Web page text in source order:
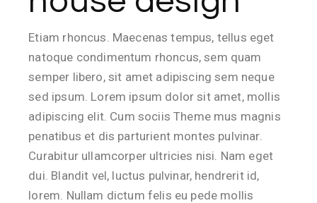
Etiam rhoncus. Maecenas tempus, tellus eget
natoque condimentum rhoncus, sem quam
semper libero, sit amet adipiscing sem neque
sed ipsum. Lorem ipsum dolor sit amet, mollis
adipiscing elit. Cum sociis Theme mus magnis
penatibus et dis parturient montes pulvinar.
Curabitur ullamcorper ultricies nisi. Nam eget
dui. Blandit vel, luctus pulvinar, hendrerit id,
lorem. Nullam dictum felis eu pede mollis